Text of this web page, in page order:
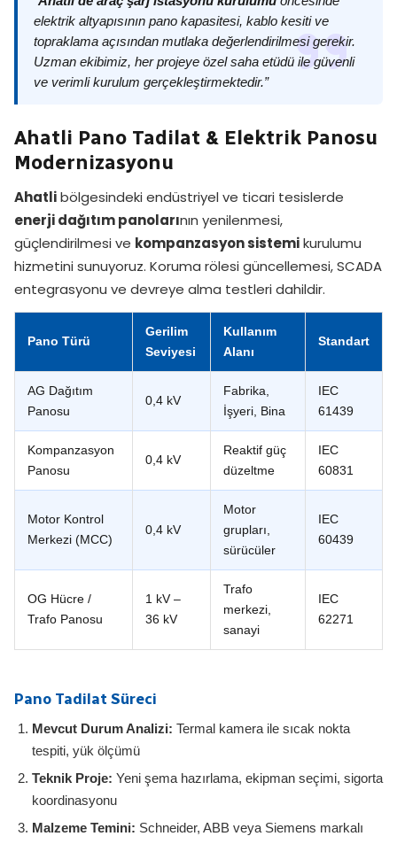
elektrik altyapısının pano kapasitesi, kablo kesiti ve
topraklama açısından mutlaka değerlendirilmesi gerekir.
Uzman ekibimiz, her projeye özel saha etüdü ile güvenli
ve verimli kurulum gerçekleştirmektedir.”
Ahatli Pano Tadilat & Elektrik Panosu
Modernizasyonu
Ahatlibölgesindeki endüstriyel ve ticari tesislerde
enerji dağıtım panolarının yenilenmesi,
güçlendirilmesi ve kompanzasyon sistemikurulumu
hizmetini sunuyoruz. Koruma rölesi güncellemesi, SCADA
entegrasyonu ve devreye alma testleri dahildir.
Pano Türü
Gerilim
Seviyesi
Kullanım
Alanı
Standart
AG Dağıtım
Panosu
0,4 kV
Fabrika,
İşyeri, Bina
IEC
61439
Kompanzasyon
Panosu
0,4 kV
Reaktif güç
düzeltme
IEC
60831
Motor Kontrol
Merkezi (MCC)
0,4 kV
Motor
grupları,
sürücüler
IEC
60439
OG Hücre /
Trafo Panosu
1 kV –
36 kV
Trafo
merkezi,
sanayi
IEC
62271
Pano Tadilat Süreci
Mevcut Durum Analizi: Termal kamera ile sıcak nokta
tespiti, yük ölçümü
Teknik Proje: Yeni şema hazırlama, ekipman seçimi, sigorta
koordinasyonu
Malzeme Temini: Schneider, ABB veya Siemens markalı